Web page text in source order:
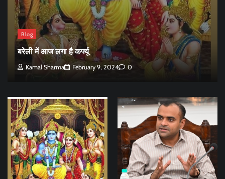
Blog
बरेली में आज लगा है कर्फ्यू
Kamal Sharma February 9, 2024 0